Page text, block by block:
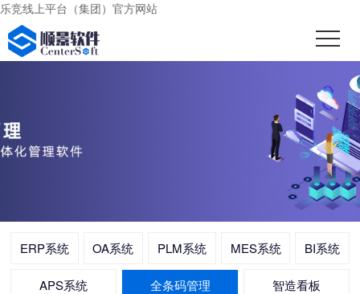
乐竞线上平台（集团）官方网站
ERP系统 OA系统 PLM系统 MES系统 BI系统
APS系统 全条码管理 智造看板